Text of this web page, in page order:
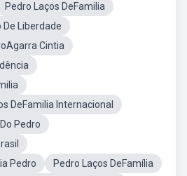
Pedro Laços DeFamilia
De Liberdade
Cintia
DeFamilia Internacional
Pedro
Pedro
Pedro Laços DeFamília